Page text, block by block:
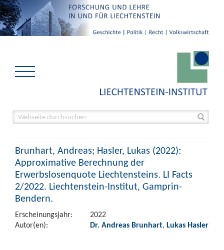
Brunhart, Andreas; Hasler, Lukas (2022):
Approximative Berechnung der
Erwerbslosenquote Liechtensteins. LI Facts
2/2022. Liechtenstein-Institut, Gamprin-
Bendern.
Erscheinungsjahr:
2022
Autor(en):
Dr. Andreas Brunhart, Lukas Hasler